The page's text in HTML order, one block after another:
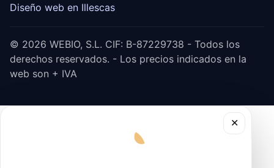
Diseño web en Illescas
© 2026 WEBIO, S.L. CIF: B-87229738 - Todos los
derechos reservados. - Los precios indicados en la
web son + IVA
✕